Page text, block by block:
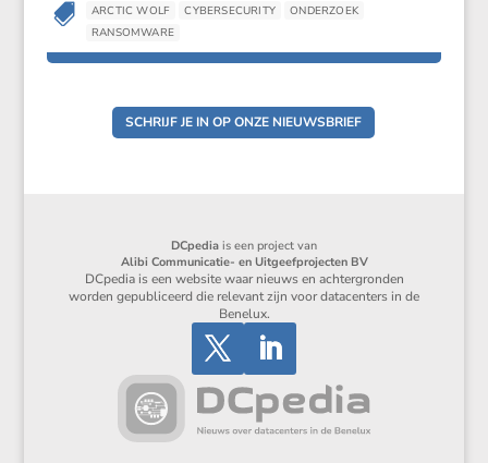
 ARCTIC WOLF CYBERSECURITY
ONDERZOEK
RANSOMWARE
SCHRIJF JE IN OP ONZE NIEUWSBRIEF
DCpedia is een project van
Alibi Communicatie- en Uitgeefprojecten BV
DCpedia is een website waar nieuws en achtergronden
worden gepubliceerd die relevant zijn voor datacenters in de
Benelux.